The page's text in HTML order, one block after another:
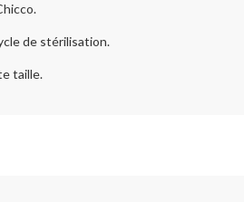
de stérilisation.
taille.